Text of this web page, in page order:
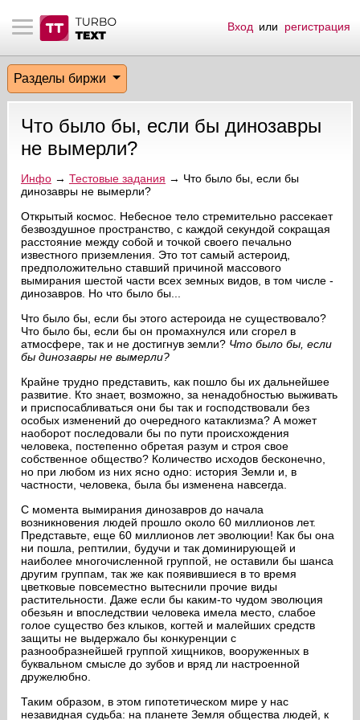
материалы
биржи
эфир
на сайте
пользователей
сообщения
по форуму
Вход или регистрация
Разделы биржи
Что было бы, если бы динозавры
не вымерли?
Инфо→ Тестовые задания → Что было бы, если бы
динозавры не вымерли?
Открытый космос. Небесное тело стремительно рассекает
безвоздушное пространство, с каждой секундой сокращая
расстояние между собой и точкой своего печально
известного приземления. Это тот самый астероид,
предположительно ставший причиной массового
вымирания шестой части всех земных видов, в том числе -
динозавров. Но что было бы...
Что было бы, если бы этого астероида не существовало?
Что было бы, если бы он промахнулся или сгорел в
атмосфере, так и не достигнув земли? Что было бы, если
бы динозавры не вымерли?
Крайне трудно представить, как пошло бы их дальнейшее
развитие. Кто знает, возможно, за ненадобностью выживать
и приспосабливаться они бы так и господствовали без
особых изменений до очередного катаклизма? А может
наоборот последовали бы по пути происхождения
человека, постепенно обретая разум и строя свое
собственное общество? Количество исходов бесконечно,
но при любом из них ясно одно: история Земли и, в
частности, человека, была бы изменена навсегда.
С момента вымирания динозавров до начала
возникновения людей прошло около 60 миллионов лет.
Представьте, еще 60 миллионов лет эволюции! Как бы она
ни пошла, рептилии, будучи и так доминирующей и
наиболее многочисленной группой, не оставили бы шанса
другим группам, так же как появившиеся в то время
цветковые повсеместно вытеснили прочие виды
растительности. Даже если бы каким-то чудом эволюция
обезьян и впоследствии человека имела место, слабое
голое существо без клыков, когтей и малейших средств
защиты не выдержало бы конкуренции с
разнообразнейшей группой хищников, вооруженных в
буквальном смысле до зубов и вряд ли настроенной
дружелюбно.
Таким образом, в этом гипотетическом мире у нас
незавидная судьба: на планете Земля общества людей, к